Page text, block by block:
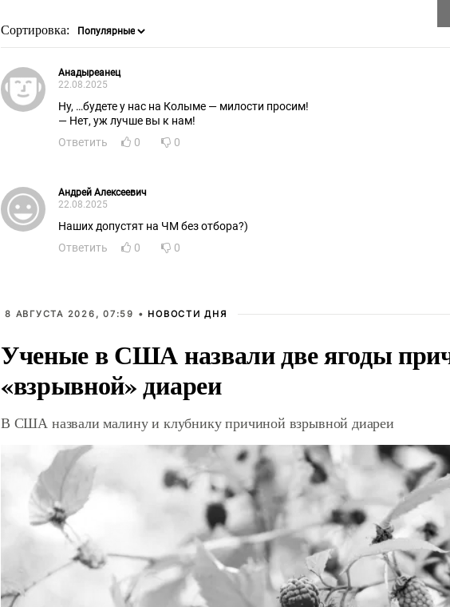
Сортировка:
Анадыреанец
22.08.2025
Ну, …будете у нас на Колыме — милости просим!
— Нет, уж лучше вы к нам!
Ответить
0 0
Андрей Алексеевич
22.08.2025
Наших допустят на ЧМ без отбора?)
Ответить
0 0
8 АВГУСТА 2026, 07:59 • НОВОСТИ ДНЯ
Ученые в США назвали две ягоды
«взрывной» диареи
В США назвали малину и клубнику причиной взрывной диареи